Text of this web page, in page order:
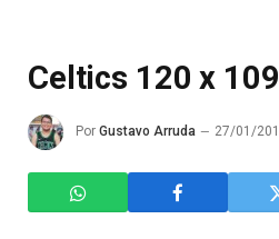
Celtics 120 x
Por Gustavo Arruda 27/01/